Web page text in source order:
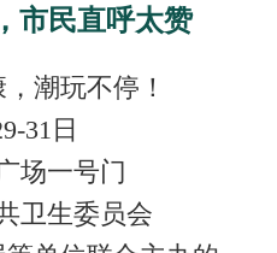
市民直呼太赞
潮玩不停！
31日
场一号门
卫生委员会